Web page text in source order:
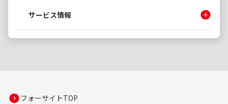
サービス情報
フォーサイトTOP